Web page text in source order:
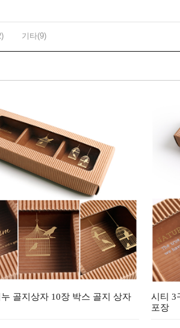
기타(9)
골지상자 10장 박스 골지 상자
시티 3
포장